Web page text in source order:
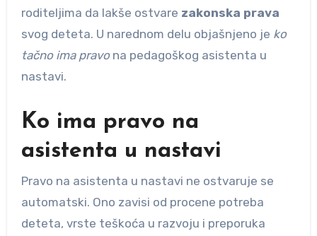
roditeljima da lakše ostvare zakonska prava
svog deteta. U narednom delu objašnjeno je ko
tačno ima pravona pedagoškog asistenta u
nastavi.
Ko ima pravo na
asistenta u nastavi
Pravo na asistenta u nastavi ne ostvaruje se
automatski. Ono zavisi od procene potreba
deteta, vrste teškoća u razvoju i preporuka